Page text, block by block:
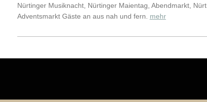
Nürtinger Musiknacht, Nürtinger Maientag , Abendmarkt,
Adventsmarkt Gäste an aus nah und fern. mehr